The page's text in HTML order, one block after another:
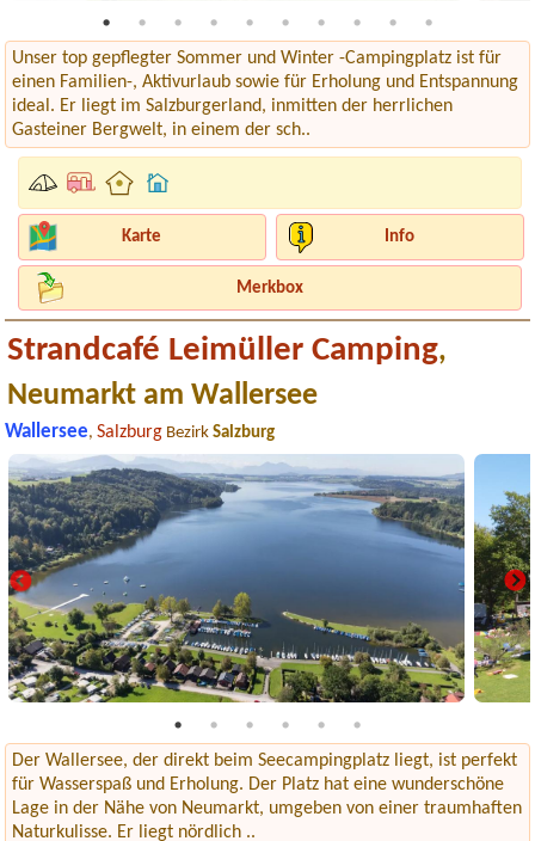
Unser top gepflegter Sommer und Winter -Campingplatz ist für
einen Familien-, Aktivurlaub sowie für Erholung und Entspannung
ideal. Er liegt im Salzburgerland, inmitten der herrlichen
Gasteiner Bergwelt, in einem der sch..
Karte Info
Merkbox
Strandcafé Leimüller Camping,
Neumarkt am Wallersee
Wallersee,Salzburg BezirkSalzburg
Der Wallersee, der direkt beim Seecampingplatz liegt, ist perfekt
für Wasserspaß und Erholung. Der Platz hat eine wunderschöne
Lage in der Nähe von Neumarkt, umgeben von einer traumhaften
Naturkulisse. Er liegt nördlich ..